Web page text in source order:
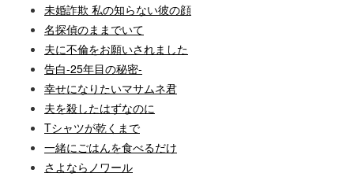
未婚詐欺 私の知らない彼の顔
名探偵のままでいて
夫に不倫をお願いされました
告白-25年目の秘密-
幸せになりたいマサムネ君
夫を殺したはずなのに
Tシャツが乾くまで
一緒にごはんを食べるだけ
さよならノワール